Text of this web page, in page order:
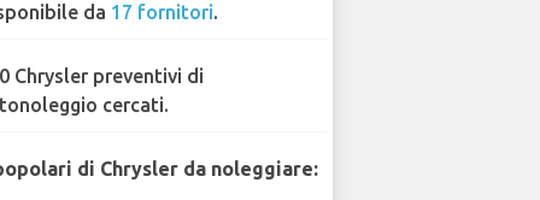
da 17 fornitori.
Chrysler preventivi di
cercati.
di Chrysler da noleggiare: